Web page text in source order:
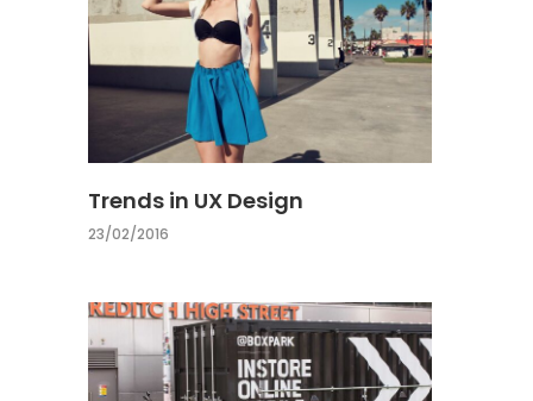
Trends in UX Design
23/02/2016